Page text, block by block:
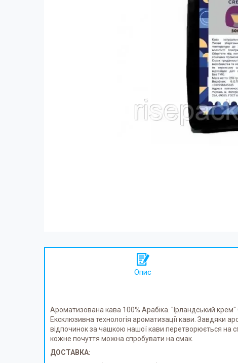
Опис
Ароматизована кава 100% Арабіка. "Ірландський крем"
Ексклюзивна технологія ароматизації кави. Завдяки
відпочинок за чашкою нашої кави перетворюється на
кожне почуття можна спробувати на смак.
ДОСТАВКА: